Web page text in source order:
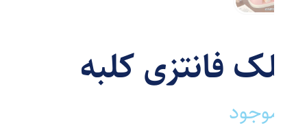
قلک فانتزی کلبه
ناموجود